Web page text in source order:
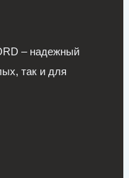
– надежный
так и для